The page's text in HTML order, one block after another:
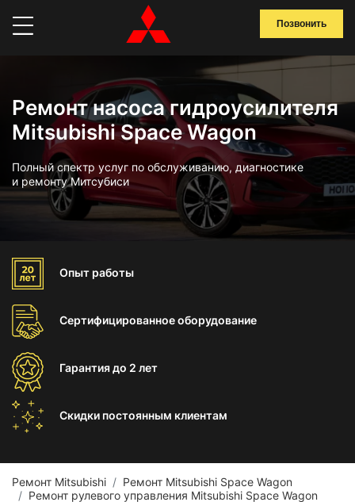
Позвонить
Ремонт насоса гидроусилителя
Mitsubishi Space Wagon
Полный спектр услуг по обслуживанию, диагностике
и ремонту Митсубиси
Опыт работы
Сертифицированноеоборудование
Гарантиядо 2 лет
Скидки постоянным клиентам
Ремонт Mitsubishi
Ремонт Mitsubishi Space Wagon
Ремонт рулевого управления Mitsubishi Space Wagon